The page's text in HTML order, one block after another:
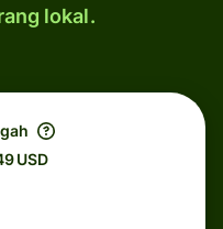
lokal.
USD